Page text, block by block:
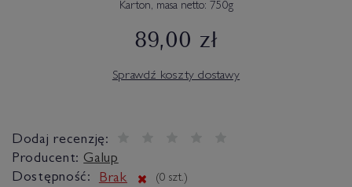
Karton, masa netto: 750g
89,00 zł
Sprawdź koszty dostawy
Dodaj recenzję:
Producent: Galup
Dostępność:
Brak (0 szt.)